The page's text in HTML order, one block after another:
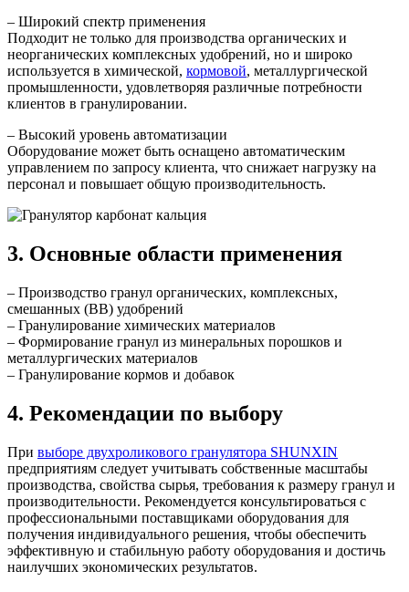
– Широкий спектр применения
Подходит не только для производства органических и
неорганических комплексных удобрений, но и широко
используется в химической, кормовой, металлургической
промышленности, удовлетворяя различные потребности
клиентов в гранулировании.
– Высокий уровень автоматизации
Оборудование может быть оснащено автоматическим
управлением по запросу клиента, что снижает нагрузку на
персонал и повышает общую производительность.
3. Основные области применения
– Производство гранул органических, комплексных,
смешанных (BB) удобрений
– Гранулирование химических материалов
– Формирование гранул из минеральных порошков и
металлургических материалов
– Гранулирование кормов и добавок
4. Рекомендации по выбору
При выборе двухроликового гранулятора SHUNXIN
предприятиям следует учитывать собственные масштабы
производства, свойства сырья, требования к размеру гранул и
производительности. Рекомендуется консультироваться с
профессиональными поставщиками оборудования для
получения индивидуального решения, чтобы обеспечить
эффективную и стабильную работу оборудования и достичь
наилучших экономических результатов.